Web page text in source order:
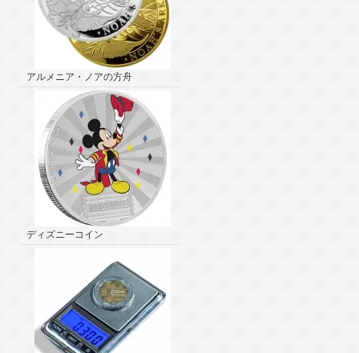
アルメニア・ノアの方舟
ディズニーコイン